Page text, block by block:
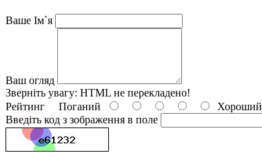
Ваше Ім`я
Ваш огляд
Зверніть увагу: HTML не перекладено!
Рейтинг Поганий
Хороший
Введіть код з зображення в поле